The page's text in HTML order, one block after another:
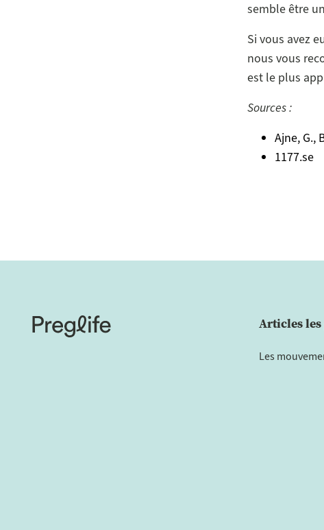
semble être
Si vous avez
nous vous
est le plus
Sources :
Ajne, G.,
1177.se
Articles
Les